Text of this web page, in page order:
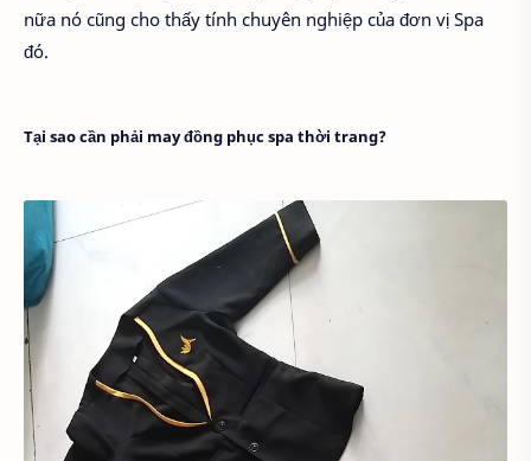
nữa nó cũng cho thấy tính chuyên nghiệp của đơn vị Spa
đó.
Tại sao cần phải may đồng phục spa thời trang?